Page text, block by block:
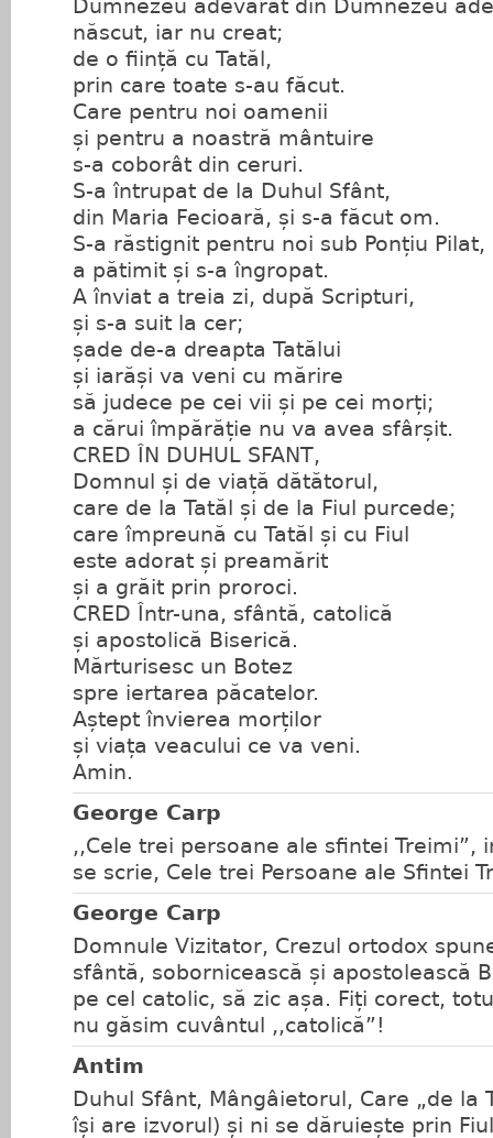
Dumnezeu adevărat din Dumnezeu
născut, iar nu creat;
de o ființă cu Tatăl,
prin care toate s-au făcut.
Care pentru noi oamenii
și pentru a noastră mântuire
s-a coborât din ceruri.
S-a întrupat de la Duhul Sfânt,
din Maria Fecioară, și s-a făcut om.
S-a răstignit pentru noi sub Ponțiu Pilat,
a pătimit și s-a îngropat.
A înviat a treia zi, după Scripturi,
și s-a suit la cer;
șade de-a dreapta Tatălui
și iarăși va veni cu mărire
să judece pe cei vii și pe cei morți;
a cărui împărăție nu va avea sfârșit.
CRED ÎN DUHUL SFANT,
Domnul și de viață dătătorul,
care de la Tatăl și de la Fiul purcede;
care împreună cu Tatăl și cu Fiul
este adorat și preamărit
și a grăit prin proroci.
CRED Într-una, sfântă, catolică
și apostolică Biserică.
Mărturisesc un Botez
spre iertarea păcatelor.
Aștept învierea morților
și viața veacului ce va veni.
Amin.
George Carp
,,Cele trei persoane ale sfintei Treimi”,
se scrie, Cele trei Persoane ale Sfintei
George Carp
Domnule Vizitator, Crezul ortodox
sfântă, sobornicească și apostolească
pe cel catolic, să zic așa. Fiți corect,
nu găsim cuvântul ,,catolică”!
Antim
Duhul Sfânt, Mângâietorul, Care „de la
își are izvorul) și ni se dăruiește prin